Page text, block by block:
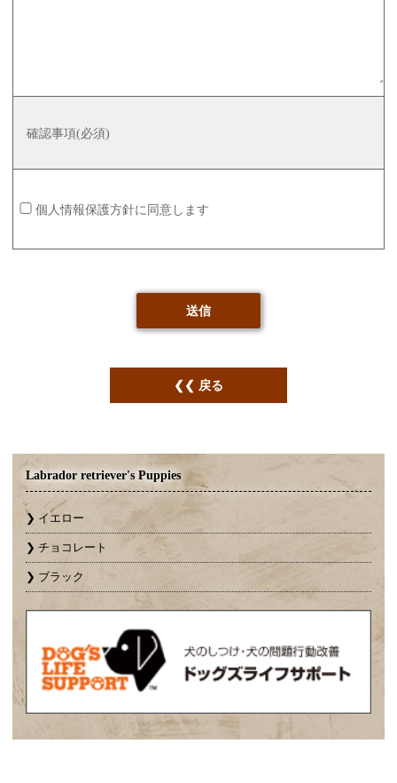
確認事項(必須)
個人情報保護方針に同意します
戻る
Labrador retriever's Puppies
イエロー
チョコレート
ブラック